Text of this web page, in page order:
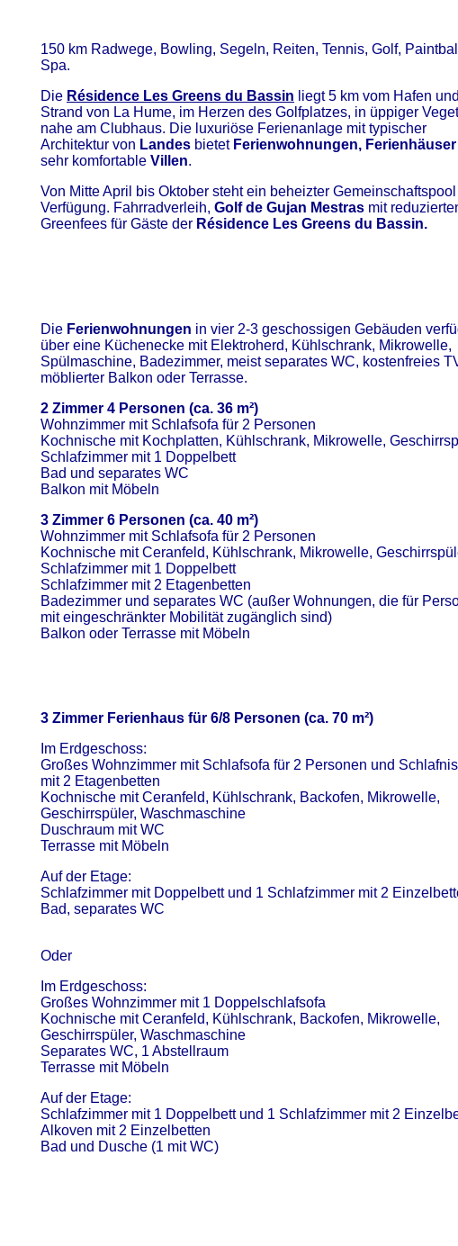
150 km Radwege, Bowling, Segeln, Reiten, Tennis, Golf,
Spa.
Die Résidence Les Greens du Bassin liegt 5 km vom Hafen und
Strand von La Hume, im Herzen des Golfplatzes, in üppiger
nahe am Clubhaus. Die luxuriöse Ferienanlage mit typischer
Architektur von Landes bietetFerienwohnungen, Ferienhäuser
sehr komfortable Villen.
Von Mitte April bis Oktober steht ein beheizter
Verfügung. Fahrradverleih, Golf de Gujan Mestras mit
Greenfees für Gäste der Résidence Les Greens du Bassin.
Die Ferienwohnungen in vier 2-3 geschossigen Gebäuden
über eine Küchenecke mit Elektroherd, Kühlschrank, Mikrowelle,
Spülmaschine, Badezimmer, meist separates WC, kostenfreies
möblierter Balkon oder Terrasse.
2 Zimmer 4 Personen (ca. 36 m²)
Wohnzimmer mit Schlafsofa für 2 Personen
Kochnische mit Kochplatten, Kühlschrank, Mikrowelle,
Schlafzimmer mit 1 Doppelbett
Bad und separates WC
Balkon mit Möbeln
3 Zimmer 6 Personen (ca. 40 m²)
Wohnzimmer mit Schlafsofa für 2 Personen
Kochnische mit Ceranfeld, Kühlschrank, Mikrowelle,
Schlafzimmer mit 1 Doppelbett
Schlafzimmer mit 2 Etagenbetten
Badezimmer und separates WC (außer Wohnungen, die für
mit eingeschränkter Mobilität zugänglich sind)
Balkon oder Terrasse mit Möbeln
3 Zimmer Ferienhaus für 6/8 Personen (ca. 70 m²)
Im Erdgeschoss:
Großes Wohnzimmer mit Schlafsofa für 2 Personen und
mit 2 Etagenbetten
Kochnische mit Ceranfeld, Kühlschrank, Backofen, Mikrowelle,
Geschirrspüler, Waschmaschine
Duschraum mit WC
Terrasse mit Möbeln
Auf der Etage:
Schlafzimmer mit Doppelbett und 1 Schlafzimmer mit 2
Bad, separates WC
Oder
Im Erdgeschoss:
Großes Wohnzimmer mit 1 Doppelschlafsofa
Kochnische mit Ceranfeld, Kühlschrank, Backofen, Mikrowelle,
Geschirrspüler, Waschmaschine
Separates WC, 1 Abstellraum
Terrasse mit Möbeln
Auf der Etage:
Schlafzimmer mit 1 Doppelbett und 1 Schlafzimmer mit 2
Alkoven mit 2 Einzelbetten
Bad und Dusche (1 mit WC)